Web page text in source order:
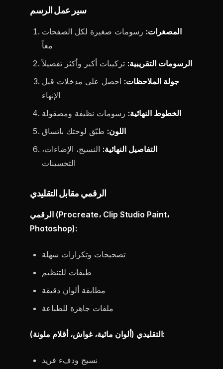
سير عمل الرسم
المصغرات: رسومات صغيرة لكل الصفحات
معاً
الرسومات التقريبية: تركيبات أكبر وأكثر تفصيلاً
جولة الملاحظات: احصل على مدخلات قبل
الإنهاء
الخطوط النهائية: رسومات نظيفة ومصقولة
اللون: طبّق لوحتك باتساق
التفاصيل النهائية: النسيج، الإضاءات،
التحسينات
الرقمي مقابل التقليدي
الرقمي (Procreate، Clip Studio Paint،
Photoshop):
تصحيحات وتكرارات سهلة
طبقات للتنظيم
مطابقة ألوان دقيقة
ملفات جاهزة للطباعة
التقليدي (ألوان مائية، غواش، أقلام ملونة):
نسيج ودفء فريد